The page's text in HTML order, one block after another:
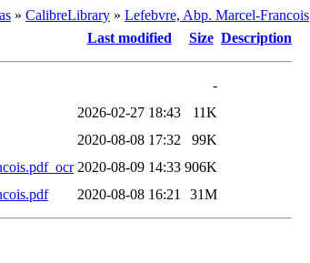
» CalibreLibrary » Lefebvre, Abp. Marcel-Francois
Last modified Size Description
-
2026-02-27 18:43
11K
2020-08-08 17:32
99K
2020-08-09 14:33 906K
2020-08-08 16:21 31M